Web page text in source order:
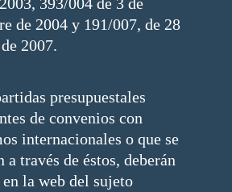
de 2004 y 191/007, de 28
2007.
presupuestales
de convenios con
internacionales o que se
a través de éstos, deberán
la web del sujeto